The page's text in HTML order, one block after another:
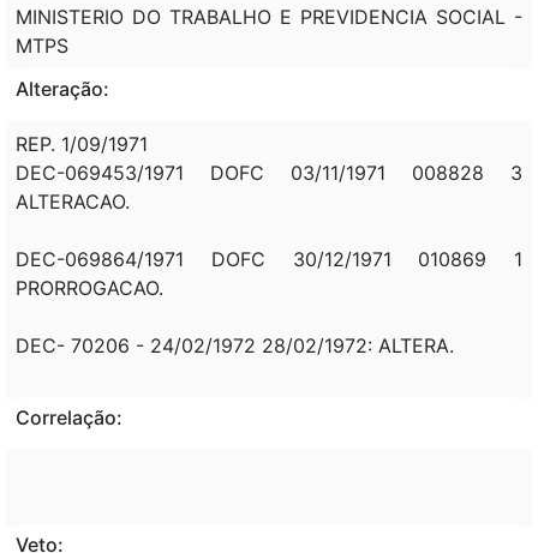
MINISTERIO DO TRABALHO E PREVIDENCIA SOCIAL -
MTPS
Alteração:
REP. 1/09/1971
DEC-069453/1971 DOFC 03/11/1971 008828 3
ALTERACAO.
DEC-069864/1971 DOFC 30/12/1971 010869 1
PRORROGACAO.
DEC- 70206 - 24/02/1972 28/02/1972: ALTERA.
Correlação:
Veto: